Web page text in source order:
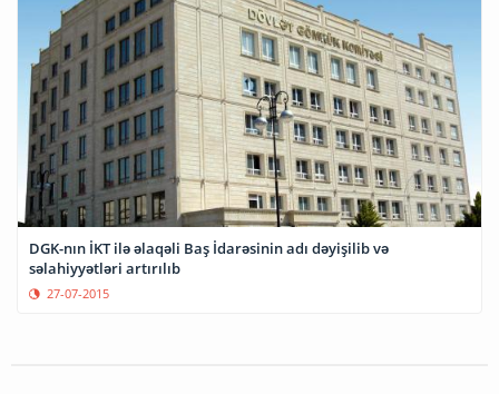
DGK-nın İKT ilə əlaqəli Baş İdarəsinin adı dəyişilib və
səlahiyyətləri artırılıb
27-07-2015